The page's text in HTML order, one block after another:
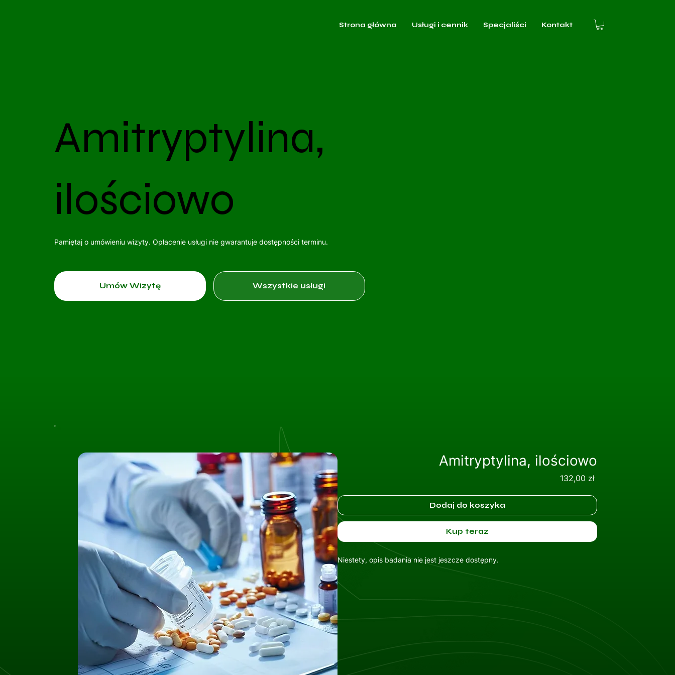
Strona główna Usługi i cennik Specjaliści Kontakt
Amitryptylina,
ilościowo
Pamiętaj o umówieniu wizyty. Opłacenie usługi nie gwarantuje dostępności terminu.
Umów Wizytę Wszystkie usługi
Amitryptylina, ilościowo
132,00 złCena
Dodaj do koszyka
Kup teraz
Niestety, opis badania nie jest jeszcze dostępny.